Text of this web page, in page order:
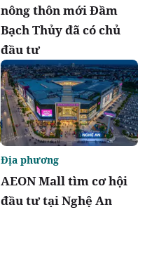
nông thôn mới Đầm
Bạch Thủy đã có chủ
đầu tư
AEON Mall tìm cơ hội
đầu tư tại Nghệ An
Địa phương